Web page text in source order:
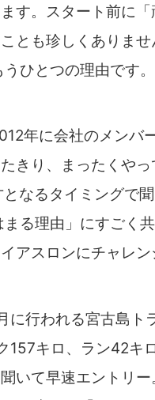
す。スタート前に
とも珍しくありま
ひとつの理由です。
年に会社のメンバ
きり、まったくや
なるタイミングで
る理由」にすごく
アスロンにチャレ
に行われる宮古島ト
157キロ、ラン42キ
いて早速エントリ